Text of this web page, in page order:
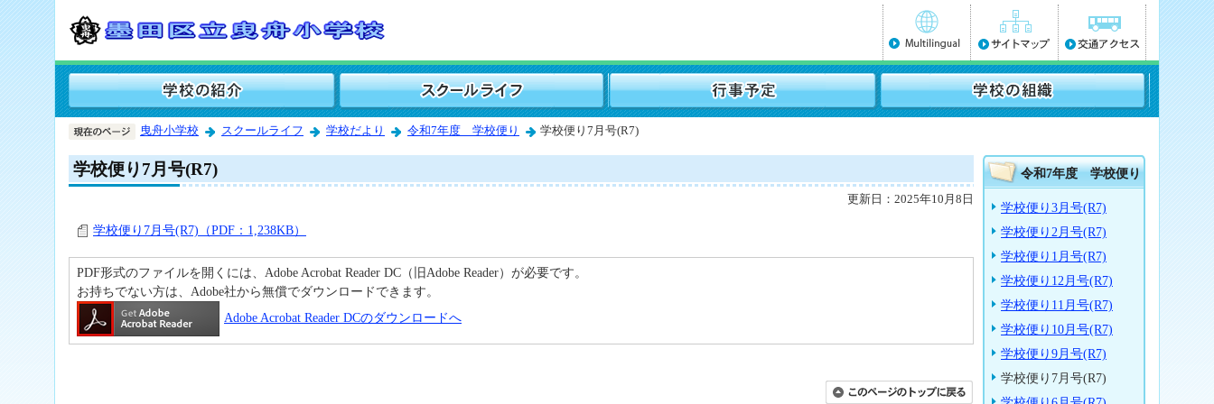
曳舟小学校 スクールライフ 学校だより 令和7年度 学校便り 学校便り7月号(R7)
学校便り7月号(R7)
更新日：2025年10月8日
学校便り7月号(R7)（PDF：1,238KB）
PDF形式のファイルを開くには、Adobe Acrobat Reader DC（旧Adobe Reader）が必要です。
お持ちでない方は、Adobe社から無償でダウンロードできます。
Adobe Acrobat Reader DCのダウンロードへ
令和7年度 学校便り
学校便り3月号(R7)
学校便り2月号(R7)
学校便り1月号(R7)
学校便り12月号(R7)
学校便り11月号(R7)
学校便り10月号(R7)
学校便り9月号(R7)
学校便り7月号(R7)